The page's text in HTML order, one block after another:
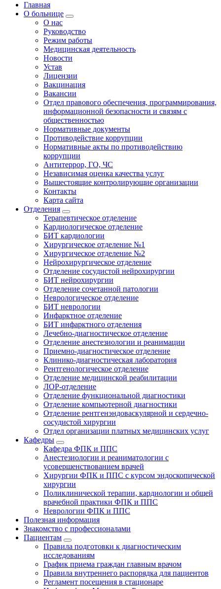
Главная
О больнице
О нас
Руководство
Режим работы
Медицинская деятельность
Новости
Устав
Лицензии
Вакцинация
Вакансии
Отдел правового обеспечения, программирования,
информационной безопасности и связям с
общественностью
Нормативные документы
Противодействие коррупции
Нормативные акты по противодействию
коррупции
Антитеррор, ГО, ЧС
Независимая оценка качества услуг
Вышестоящие контролирующие организации
Контакты
Карта сайта
Отделения
Терапевтическое отделение
Кардиологическое отделение
БИТ кардиологии
Хирургическое отделение №1
Хирургическое отделение №2
Нейрохирургическое отделение
Отделение сосудистой нейрохирургии
БИТ нейрохирургии
Отделение сочетанной патологии
Неврологическое отделение
БИТ неврологии
Инфарктное отделение
БИТ инфарктного отделения
Лечебно-диагностическое отделение
Отделение анестезиологии и реанимации
Приемно-диагностическое отделение
Клинико-диагностическая лаборатория
Рентгенологическое отделение
Отделение медицинской реабилитации
ЛОР-отделение
Отделение функциональной диагностики
Отделение компьютерной диагностики
Отделение рентгенэндоваскулярной и сердечно-
сосудистой хирургии
Отдел организации платных медицинских услуг
Кафедры
Кафедра ФПК и ППС
Анестезиологии и реаниматологии с
усовершенствованием врачей
Хирургии ФПК и ППС с курсом эндоскопической
хирургии
Поликлинической терапии, кардиологии и общей
врачебной практики ФПК и ППС
Неврологии ФПК и ППС
Полезная информация
Знакомство с профессионалами
Пациентам
Правила подготовки к диагностическим
исследованиям
График приема граждан главным врачом
Правила внутреннего распорядка для пациентов
Регламент посещения в стационаре